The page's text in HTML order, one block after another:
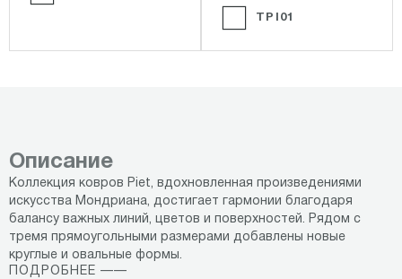
TPI01
Описание
Коллекция ковров Piet, вдохновленная произведениями
искусства Мондриана, достигает гармонии благодаря
балансу важных линий, цветов и поверхностей. Рядом с
тремя прямоугольными размерами добавлены новые
круглые и овальные формы.
ПОДРОБНЕЕ ——